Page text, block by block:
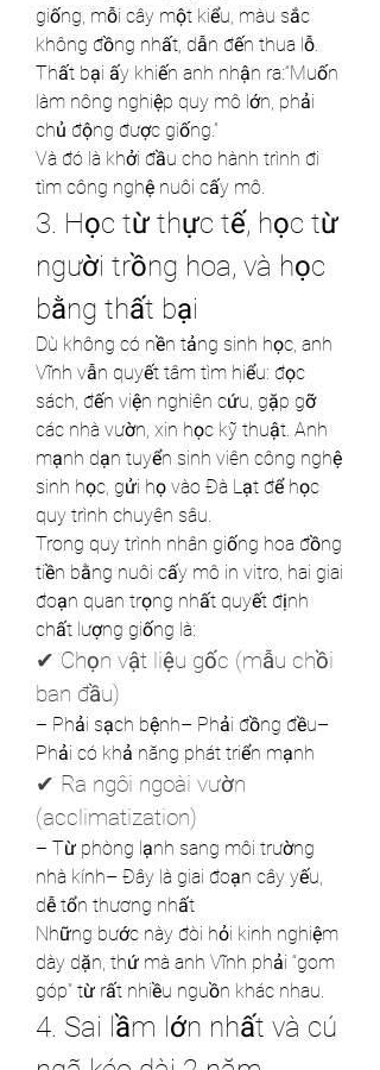
giống, mỗi cây một kiểu, màu sắc
không đồng nhất, dẫn đến thua lỗ.
Thất bại ấy khiến anh nhận ra:“Muốn
làm nông nghiệp quy mô lớn, phải
chủ động được giống.”
Và đó là khởi đầu cho hành trình đi
tìm công nghệ nuôi cấy mô.
3. Học từ thực tế, học từ
người trồng hoa, và học
bằng thất bại
Dù không có nền tảng sinh học, anh
Vĩnh vẫn quyết tâm tìm hiểu: đọc
sách, đến viện nghiên cứu, gặp gỡ
các nhà vườn, xin học kỹ thuật. Anh
mạnh dạn tuyển sinh viên công nghệ
sinh học, gửi họ vào Đà Lạt để học
quy trình chuyên sâu.
Trong quy trình nhân giống hoa đồng
tiền bằng nuôi cấy mô in vitro, hai giai
đoạn quan trọng nhất quyết định
chất lượng giống là:
✔ Chọn vật liệu gốc (mẫu chồi
ban đầu)
– Phải sạch bệnh– Phải đồng đều–
Phải có khả năng phát triển mạnh
✔ Ra ngôi ngoài vườn
(acclimatization)
– Từ phòng lạnh sang môi trường
nhà kính– Đây là giai đoạn cây yếu,
dễ tổn thương nhất
Những bước này đòi hỏi kinh nghiệm
dày dặn, thứ mà anh Vĩnh phải “gom
góp” từ rất nhiều nguồn khác nhau.
4. Sai lầm lớn nhất và cú